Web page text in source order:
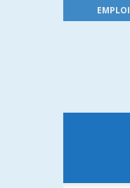
EMPLOI